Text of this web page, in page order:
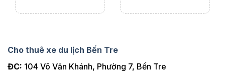
Cho thuê xe du lịch Bến Tre
ĐC: 104 Võ Văn Khánh, Phường 7, Bến Tre